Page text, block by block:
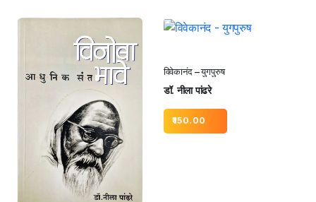
विवेकानंद – युगपुरुष
डॉ. नीला पांढरे
150.00